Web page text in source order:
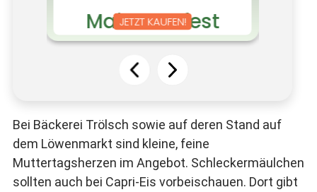
Bei Bäckerei Trölsch sowie auf deren Stand auf
dem Löwenmarkt sind kleine, feine
Muttertagsherzen im Angebot. Schleckermäulchen
sollten auch bei Capri-Eis vorbeischauen. Dort gibt